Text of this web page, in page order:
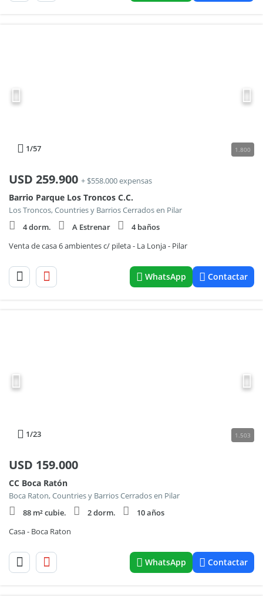
1/57 1.800
USD 259.900 + $558.000 expensas
Barrio Parque Los Troncos C.C.
Los Troncos, Countries y Barrios Cerrados en Pilar
4 dorm.
A Estrenar
4 baños
Venta de casa 6 ambientes c/ pileta - La Lonja - Pilar
WhatsApp Contactar
1/23 1.503
USD 159.000
CC Boca Ratón
Boca Raton, Countries y Barrios Cerrados en Pilar
88 m² cubie.
2 dorm.
10 años
Casa - Boca Raton
WhatsApp Contactar